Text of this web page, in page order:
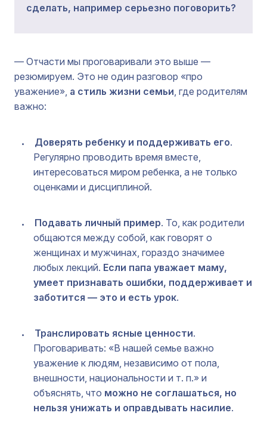
сделать, например серьезно поговорить?
— Отчасти мы проговаривали это выше —
резюмируем. Это не один разговор «про
уважение», а стиль жизни семьи, где родителям
важно:
Доверять ребенку и поддерживать его.
Регулярно проводить время вместе,
интересоваться миром ребенка, а не только
оценками и дисциплиной.
Подавать личный пример. То, как родители
общаются между собой, как говорят о
женщинах и мужчинах, гораздо значимее
любых лекций. Если папа уважает маму,
умеет признавать ошибки, поддерживает и
заботится — это и есть урок.
Транслировать ясные ценности.
Проговаривать: «В нашей семье важно
уважение к людям, независимо от пола,
внешности, национальности и т. п.» и
объяснять, что можно не соглашаться, но
нельзя унижать и оправдывать насилие.